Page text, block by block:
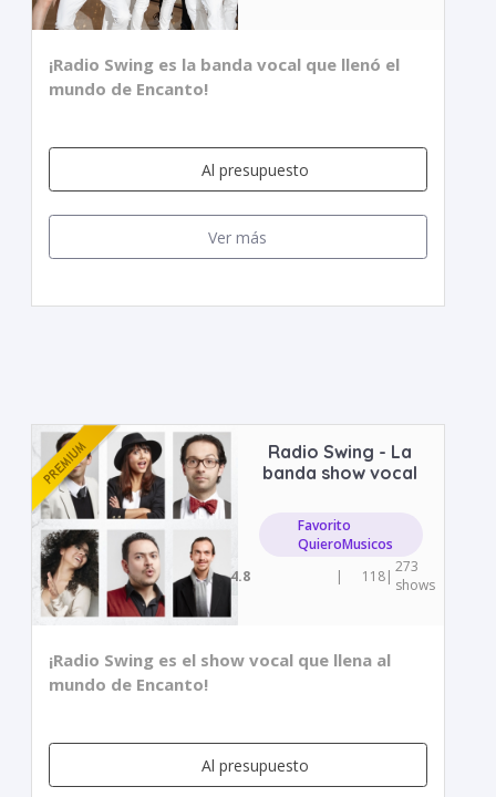
¡Radio Swing es la banda vocal que llenó el
mundo de Encanto!
Al presupuesto
Ver más
Radio Swing - La
banda show vocal
Favorito
QuieroMusicos
4.8
| 118| 273
shows
¡Radio Swing es el show vocal que llena al
mundo de Encanto!
Al presupuesto